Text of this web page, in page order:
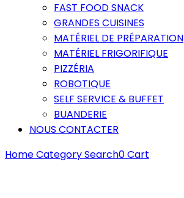
FAST FOOD SNACK
GRANDES CUISINES
MATÉRIEL DE PRÉPARATION
MATÉRIEL FRIGORIFIQUE
PIZZÉRIA
ROBOTIQUE
SELF SERVICE & BUFFET
BUANDERIE
NOUS CONTACTER
HomeCategorySearch0Cart